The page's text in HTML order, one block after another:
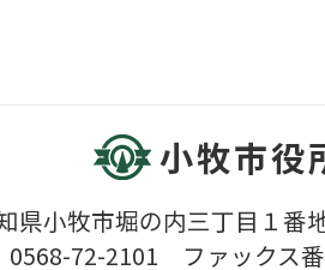
小牧市役
県小牧市堀の内三丁目１番
0568-72-2101 ファックス